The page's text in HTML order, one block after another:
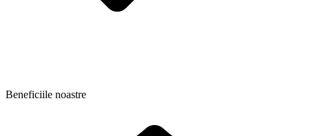
Beneficiile noastre